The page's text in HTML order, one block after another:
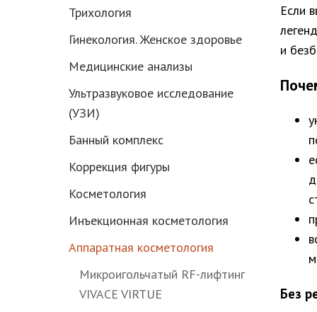
Если
и
Без
Трихология
Гинекология. Женское здоровье
Медицинские анализы
Ультразвуковое исследование
(УЗИ)
Банный комплекс
Коррекция фигуры
Косметология
Инъекционная косметология
Аппаратная косметология
Микроигольчатый RF-лифтинг
VIVACE VIRTUE